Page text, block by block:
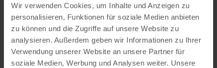
Wir verwenden Cookies, um Inhalte und Anzeigen zu
personalisieren, Funktionen für soziale Medien anbieten
zu können und die Zugriffe auf unsere Website zu
analysieren. Außerdem geben wir Informationen zu Ihrer
Verwendung unserer Website an unsere Partner für
soziale Medien, Werbung und Analysen weiter. Unsere
per Google Maps
Anfahrt von: